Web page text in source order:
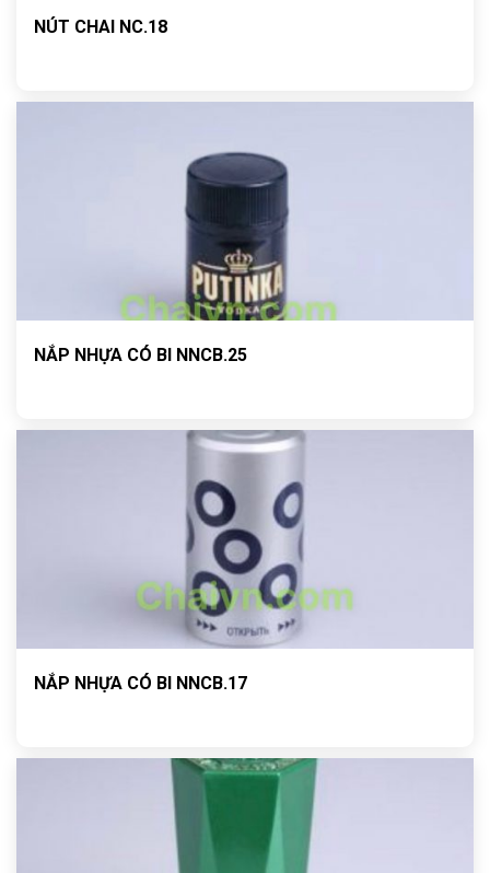
NÚT CHAI NC.18
NẮP NHỰA CÓ BI NNCB.25
NẮP NHỰA CÓ BI NNCB.17